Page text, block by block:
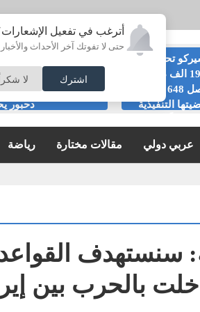
أترغب في تفعيل
حتى لا تفوتك آخر الأحداث والأخبار
اشترك لا
تحصل على
191 الف دينار من
التنفيذية
لشركة
دحبور
عربي دولي مقالات مختارة رياضة
سنستهدف
بالحرب بين